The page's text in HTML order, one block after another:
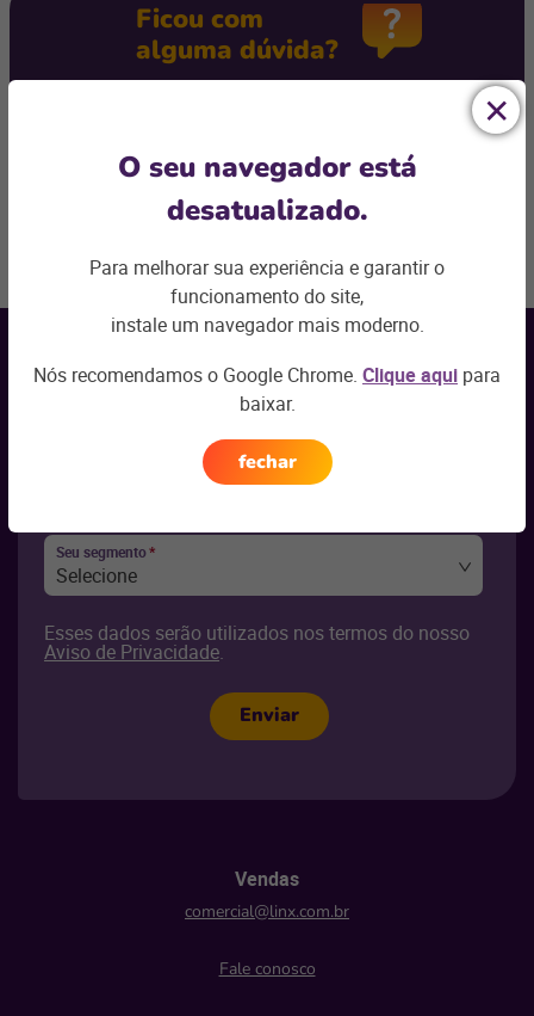
Ficou com
alguma dúvida?
Podemos te ajudar com os desafios do seu negócio e
Entre em contato
O seu navegador está
desatualizado.
Para melhorar sua experiência e garantir o
funcionamento do site,
instale um navegador mais moderno.
Nós recomendamos o Google Chrome. Clique aqui para
baixar.
fechar
Receba nossas
novidades por e-mail
Seu segmento*
Selecione
Esses dados serão utilizados nos termos do nosso
Aviso de Privacidade.
Enviar
Vendas
comercial@linx.com.br
Fale conosco